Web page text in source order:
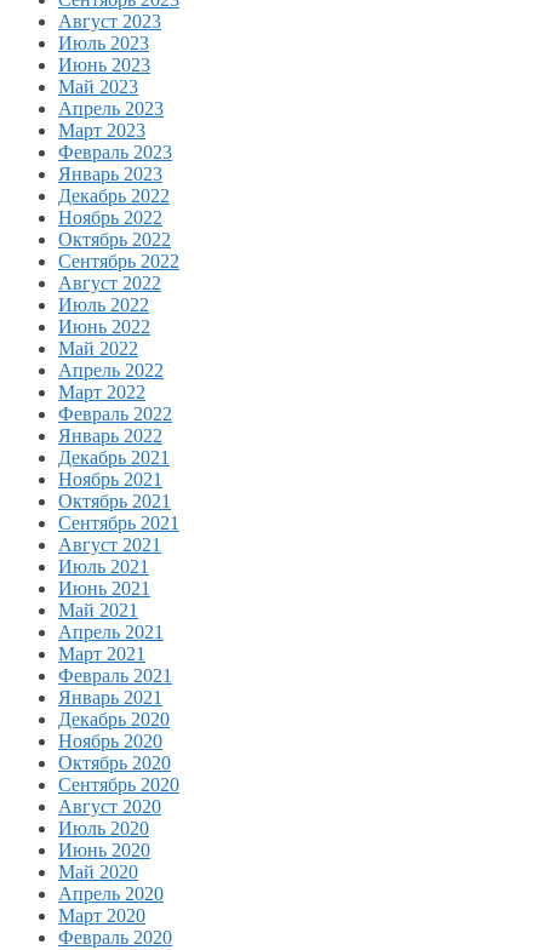
Август 2023
Июль 2023
Июнь 2023
Май 2023
Апрель 2023
Март 2023
Февраль 2023
Январь 2023
Декабрь 2022
Ноябрь 2022
Октябрь 2022
Сентябрь 2022
Август 2022
Июль 2022
Июнь 2022
Май 2022
Апрель 2022
Март 2022
Февраль 2022
Январь 2022
Декабрь 2021
Ноябрь 2021
Октябрь 2021
Сентябрь 2021
Август 2021
Июль 2021
Июнь 2021
Май 2021
Апрель 2021
Март 2021
Февраль 2021
Январь 2021
Декабрь 2020
Ноябрь 2020
Октябрь 2020
Сентябрь 2020
Август 2020
Июль 2020
Июнь 2020
Май 2020
Апрель 2020
Март 2020
Февраль 2020